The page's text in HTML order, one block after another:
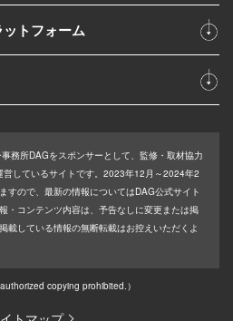
トフォーム
務所DAGをスポンサーとして、監修・取材協力
しているサイトです。2023年12月～2024年2
すので、最新の情報についてはDAG公式サイト
・コンテンツ内容は、予告なしに変更または掲
載している情報の無断転載はお控えいただくよ
copying prohibited.）